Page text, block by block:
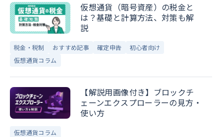
仮想通貨（暗号資産）の税金と
は？基礎と計算方法、対策も解
説
税金・税制 おすすめ記事 確定申告
初心者向け
仮想通貨コラム
【解説用画像付き】ブロックチ
ェーンエクスプローラーの見方・
使い方
仮想通貨コラム